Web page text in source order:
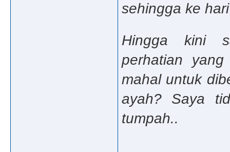
sehingga ke
Hingga kini
perhatian
mahal untuk
ayah? Saya
tumpah..